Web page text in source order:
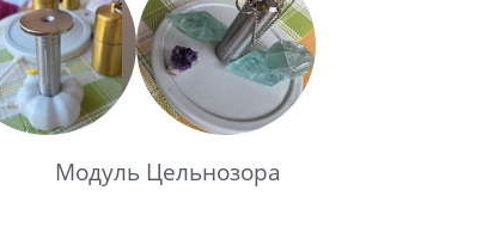
Модуль Цельнозора